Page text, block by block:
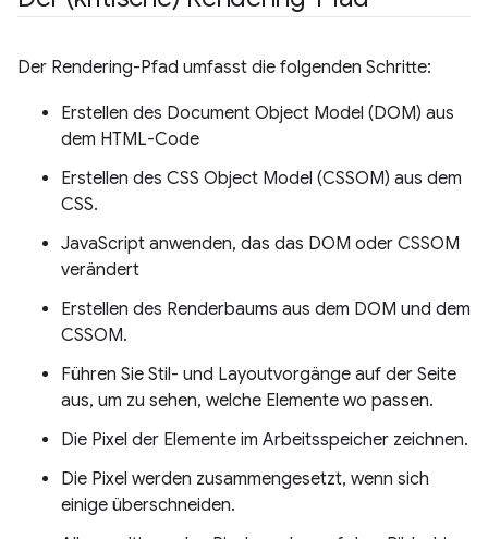
Der Rendering-Pfad umfasst die folgenden Schritte:
Erstellen des Document Object Model (DOM) aus
dem HTML-Code
Erstellen des CSS Object Model (CSSOM) aus dem
CSS.
JavaScript anwenden, das das DOM oder CSSOM
verändert
Erstellen des Renderbaums aus dem DOM und dem
CSSOM.
Führen Sie Stil- und Layoutvorgänge auf der Seite
aus, um zu sehen, welche Elemente wo passen.
Die Pixel der Elemente im Arbeitsspeicher zeichnen.
Die Pixel werden zusammengesetzt, wenn sich
einige überschneiden.